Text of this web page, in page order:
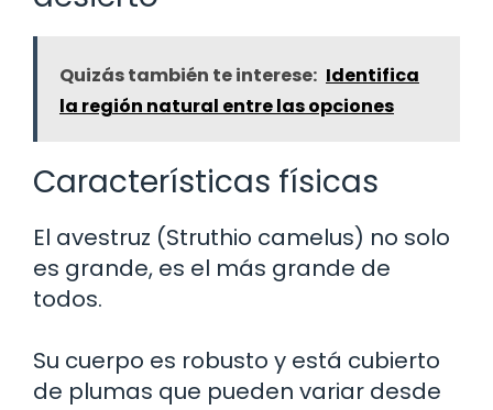
Quizás también te interese: Identifica
la región natural entre las opciones
Características físicas
El avestruz (Struthio camelus) no solo
es grande, es el más grande de
todos.
Su cuerpo es robusto y está cubierto
de plumas que pueden variar desde